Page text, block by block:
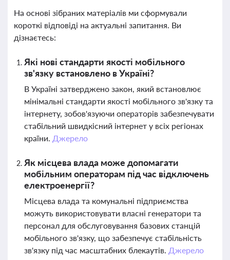
На основі зібраних матеріалів ми сформували
короткі відповіді на актуальні запитання. Ви
дізнаєтесь:
Які нові стандарти якості мобільного
зв'язку встановлено в Україні?
В Україні затверджено закон, який встановлює
мінімальні стандарти якості мобільного зв'язку та
інтернету, зобов'язуючи операторів забезпечувати
стабільний швидкісний інтернет у всіх регіонах
країни. Джерело
Як місцева влада може допомагати
мобільним операторам під час відключень
електроенергії?
Місцева влада та комунальні підприємства
можуть використовувати власні генератори та
персонал для обслуговування базових станцій
мобільного зв'язку, що забезпечує стабільність
зв'язку під час масштабних блекаутів. Джерело